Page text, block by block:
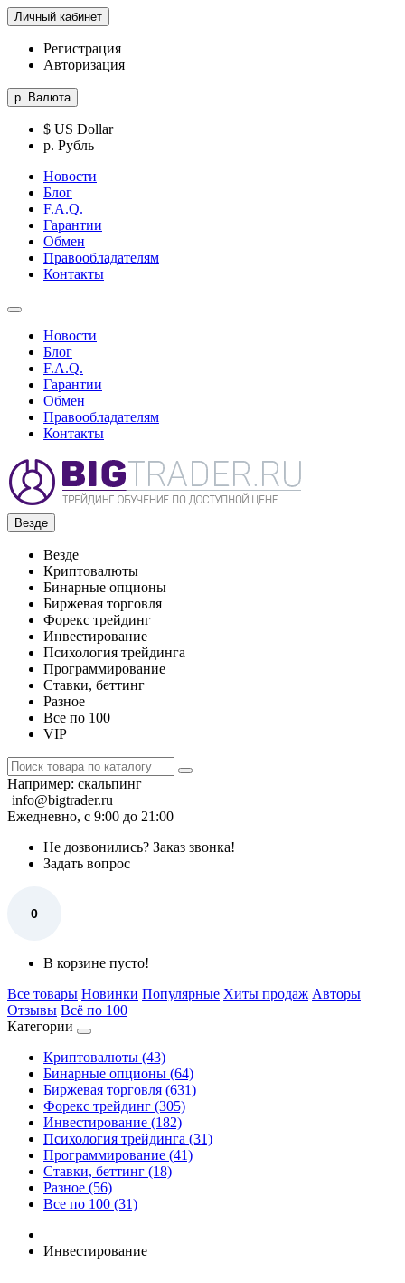
Личный кабинет
Регистрация
Авторизация
р. Валюта
$ US Dollar
р. Рубль
Новости
Блог
F.A.Q.
Гарантии
Обмен
Правообладателям
Контакты
Новости
Блог
F.A.Q.
Гарантии
Обмен
Правообладателям
Контакты
Везде
Везде
Криптовалюты
Бинарные опционы
Биржевая торговля
Форекс трейдинг
Инвестирование
Психология трейдинга
Программирование
Ставки, беттинг
Разное
Все по 100
VIP
Например: скальпинг
info@bigtrader.ru
Ежедневно, с 9:00 до 21:00
Не дозвонились? Заказ звонка!
Задать вопрос
0
В корзине пусто!
Все товары Новинки Популярные Хиты продаж Авторы
Отзывы Всё по 100
Категории
Криптовалюты (43)
Бинарные опционы (64)
Биржевая торговля (631)
Форекс трейдинг (305)
Инвестирование (182)
Психология трейдинга (31)
Программирование (41)
Ставки, беттинг (18)
Разное (56)
Все по 100 (31)
Инвестирование